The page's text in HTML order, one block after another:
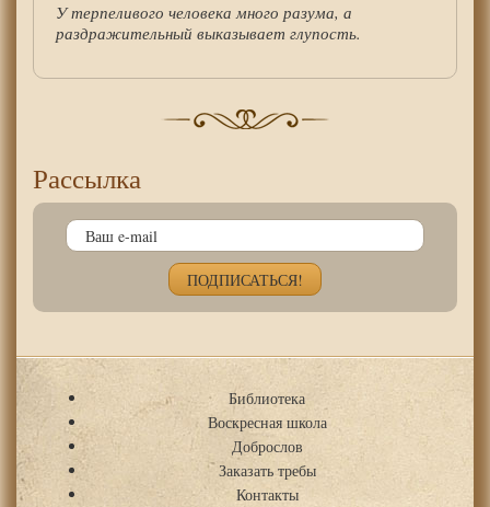
У терпеливого человека много разума, а
раздражительный выказывает глупость.
Рассылка
Библиотека
Воскресная школа
Доброслов
Заказать требы
Контакты